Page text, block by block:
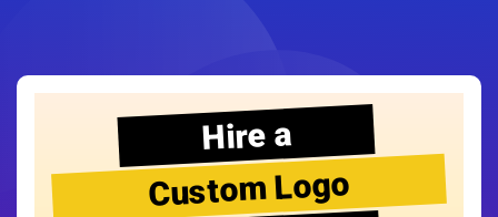
Hire a
Custom Logo